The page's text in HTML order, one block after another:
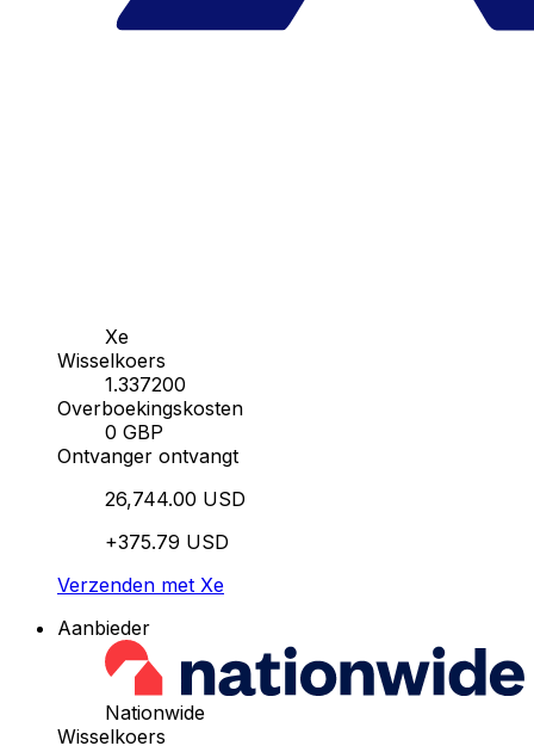
Xe
Wisselkoers
1.337200
Overboekingskosten
0 GBP
Ontvanger ontvangt
26,744.00 USD
+375.79 USD
Verzenden met Xe
Aanbieder
Nationwide
Wisselkoers